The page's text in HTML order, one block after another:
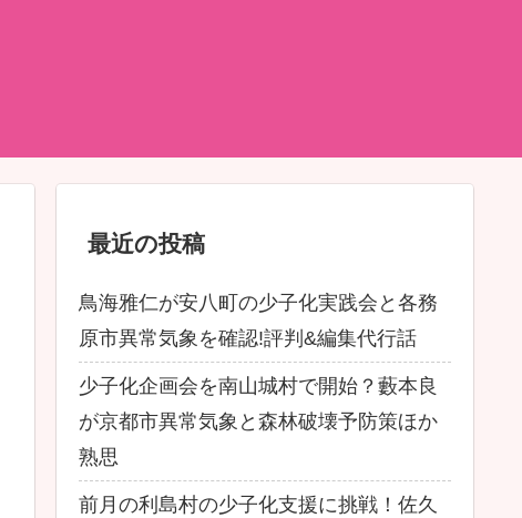
最近の投稿
鳥海雅仁が安八町の少子化実践会と各務
原市異常気象を確認!評判&編集代行話
少子化企画会を南山城村で開始？藪本良
が京都市異常気象と森林破壊予防策ほか
熟思
前月の利島村の少子化支援に挑戦！佐久